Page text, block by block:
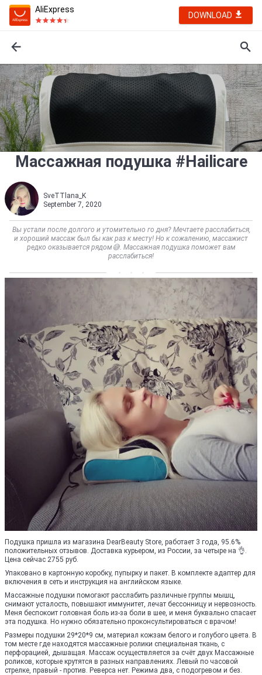
AliExpress
DOWNLOAD
Массажная подушка #Hailicare
SveTTlana_K
September 7, 2020
Вы устали после долгого и утомительно го дня? Мечтаете расслабиться,
и хороший массаж был бы как раз к месту! Но к сожалению, массажист
редко оказывается рядом😅. Массажная подушка поможет вам
расслабиться!
Подушка пришла из магазина DearBeauty Store, работает 3 года, 95.6%
положительных отзывов. Доставка курьером, из России, за четыре на 👌.
Цена сейчас 2755 руб.
Упаковано в картонную коробку, пупырку и пакет. В комплекте адаптер для
включения в сеть и инструкция на английском языке.
Массажные подушки помогают расслабить различные группы мышц,
снимают усталость, повышают иммунитет, лечат бессонницу и нервозность.
Меня беспокоит головная боль из-за боли в шее, и меня буквально спасает
эта подушка. Но нужно обязательно проконсультироваться с врачом!
Размеры подушки 29*20*9 см, материал кожзам белого и голубого цвета. В
том месте где находятся массажные ролики специальная ткань, с
перфорацией, дышащая. Массаж осуществляется за счёт двух Массажные
роликов, которые крутятся в разных направлениях. Левый по часовой
стрелке, правый - против. Реверса нет. Режима два, с подогревом и без.